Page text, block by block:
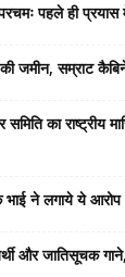
पहले ही प्रयास
जमीन, सम्राट
समिति का
भाई ने लगाये ये आरोप
और जातिसूचक